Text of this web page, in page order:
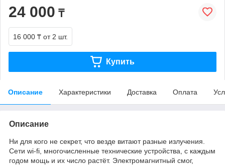
24 000 ₸
16 000 ₸ от 2 шт.
Купить
Описание Характеристики Доставка Оплата
Описание
Ни для кого не секрет, что везде витают разные излучения.
Сети wi-fi, многочисленные технические устройства, с каждым
годом мощь и их число растёт. Электромагнитный смог,